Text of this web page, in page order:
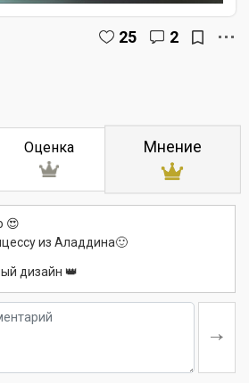
25 2
Оценка Мнение
😍
из Аладдина🙂
дизайн 👑